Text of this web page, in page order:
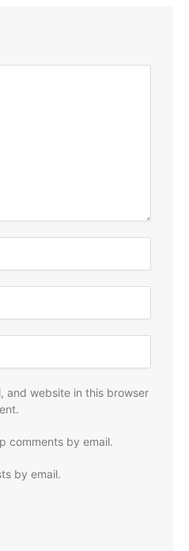
and website in this browser
comments by email.
by email.